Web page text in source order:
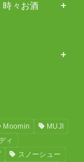
時々お酒
Moomin
MUJI
ィ
スノーシュー